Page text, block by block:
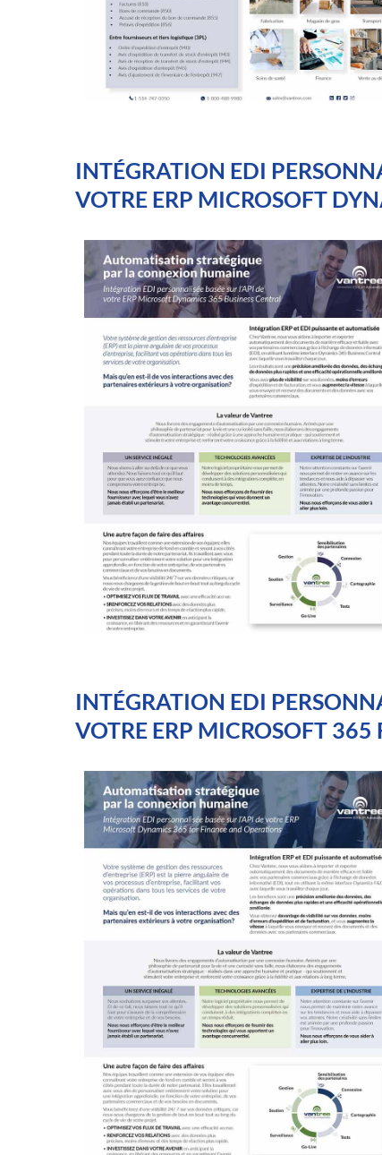
INTÉGRATION EDI
VOTRE ERP MICROSOFT
INTÉGRATION EDI
VOTRE ERP MICROSOFT